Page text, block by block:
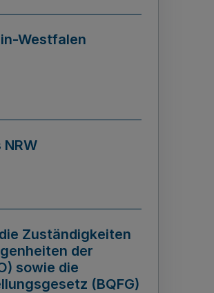
Westfalen
Zuständigkeiten
der
sowie die
(BQFG)